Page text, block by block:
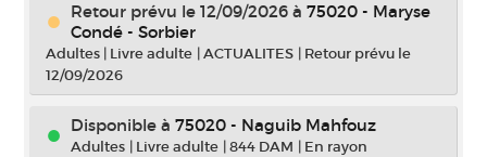
Retour prévu le 12/09/2026 à 75020 - Maryse
Condé - Sorbier
Adultes | Livre adulte |ACTUALITES | Retour prévu le
12/09/2026
Disponible à 75020 - Naguib Mahfouz
Adultes | Livre adulte |844 DAM | En rayon